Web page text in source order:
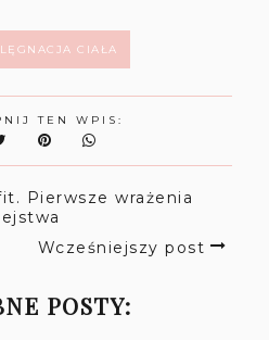
CIAŁA
TEN WPIS:
Pierwsze wrażenia
Wcześniejszy post
POSTY: